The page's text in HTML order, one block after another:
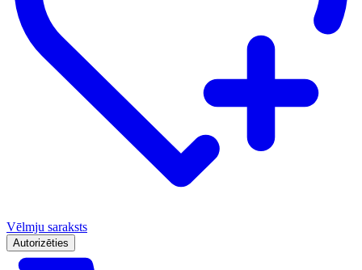
Vēlmju saraksts
Autorizēties